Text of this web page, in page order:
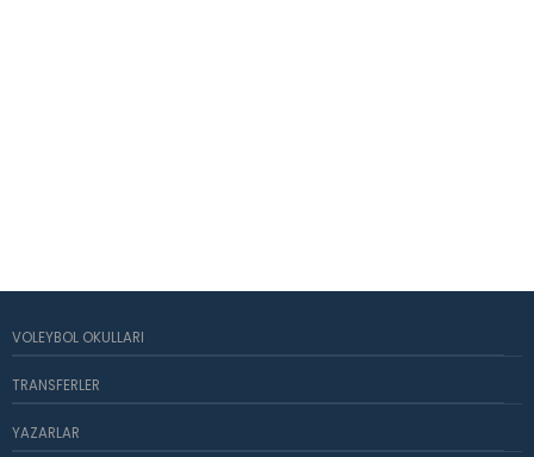
VOLEYBOL OKULLARI
TRANSFERLER
YAZARLAR